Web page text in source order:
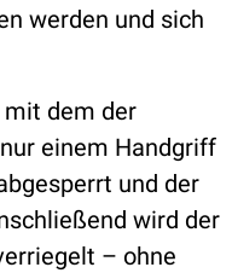
werden und sich
mit dem der
einem Handgriff
und der
wird der
– ohne